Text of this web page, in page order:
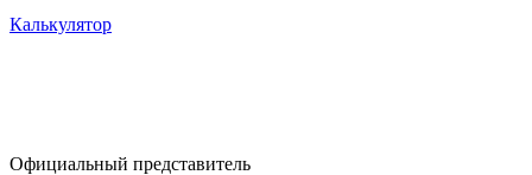
Калькулятор
Официальный представитель